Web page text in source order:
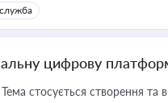
цифрову
Тема стосується створення